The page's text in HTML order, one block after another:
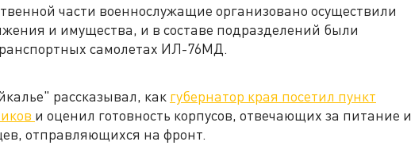
части военнослужащие организовано осуществили
и имущества, и в составе подразделений были
самолетах ИЛ-76МД.
рассказывал, как губернатор края посетил пункт
и оценил готовность корпусов, отвечающих за питание и
отправляющихся на фронт.